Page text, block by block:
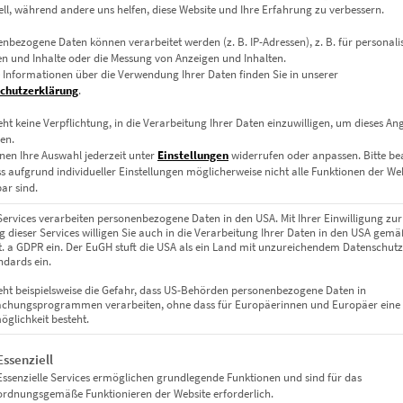
gehalten und mit einem einzelnen roten Lichtakzent versehen,
& Lichterspiel
Stuttgart – eingefangen bei Nacht, mit einer präzise
zieht den Blick magisch an. Die Komposition vereint
Raumwirkung
Acrylglas, rückseitig auf Alu-Dibond kaschiert. Für moderne,
während andere uns helfen, diese Website und Ihre Erfahrung zu verbessern.
Daten können verarbeitet werden (z. B. IP-Adressen), z. B. für
und Inhalte oder die Messung von Anzeigen und Inhalten.
Informationen über die Verwendung Ihrer Daten finden Sie in unserer
.
keine Verpflichtung, in die Verarbeitung Ihrer Daten einzuwilligen, um dieses
Ihre Auswahl jederzeit unter Einstellungenwiderrufen oder anpassen. Bitte
aufgrund individueller Einstellungen möglicherweise nicht alle Funktionen der
sind.
verarbeiten personenbezogene Daten in den USA. Mit Ihrer Einwilligung zur
dieser Services willigen Sie auch in die Verarbeitung Ihrer Daten in den USA
a GDPR ein. Der EuGH stuft die USA als ein Land mit unzureichendem
ein.
beispielsweise die Gefahr, dass US-Behörden personenbezogene Daten in
verarbeiten, ohne dass für Europäerinnen und Europäer eine
besteht.
eine Liste der Service-Gruppen, für die eine Einwilligung
Services ermöglichen grundlegende Funktionen und sind für das
Funktionieren der Website erforderlich.